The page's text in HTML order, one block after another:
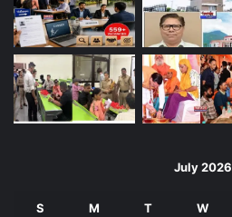
July 2026
S M T W